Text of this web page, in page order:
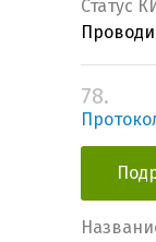
Статус КИ
78.